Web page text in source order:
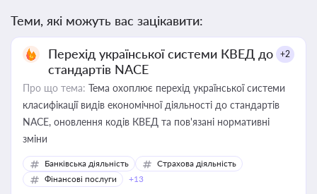
Теми, які можуть вас зацікавити:
Перехід української системи КВЕД до
стандартів NACE
+2
Про що тема: Тема охоплює перехід української системи
класифікації видів економічної діяльності до стандартів
NACE, оновлення кодів КВЕД та пов'язані нормативні
зміни
Банківська діяльність
Страхова діяльність
Фінансові послуги
+13